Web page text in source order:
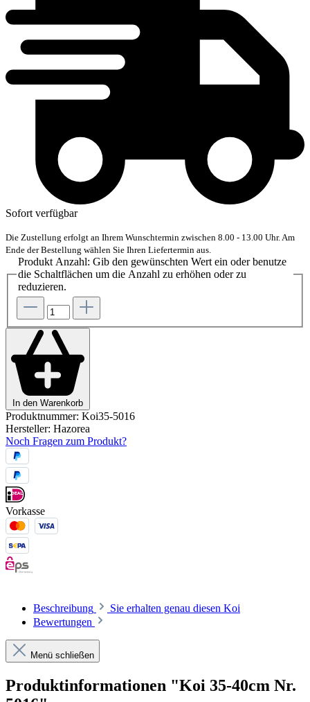
Sofort verfügbar
Die Zustellung erfolgt an Ihrem Wunschtermin zwischen 8.00 - 13.00 Uhr. Am
Ende der Bestellung wählen Sie Ihren Liefertermin aus.
Produkt Anzahl: Gib den gewünschten Wert ein oder benutze
die Schaltflächen um die Anzahl zu erhöhen oder zu
reduzieren.
In den Warenkorb
Produktnummer: Koi35-5016
Hersteller: Hazorea
Noch Fragen zum Produkt?
Vorkasse
Beschreibung
Sie erhalten genau diesen Koi
Bewertungen
Menü schließen
Produktinformationen "Koi 35-40cm Nr.